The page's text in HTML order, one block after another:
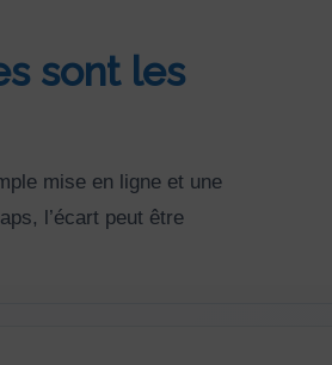
sont les
mise en ligne et une
l’écart peut être